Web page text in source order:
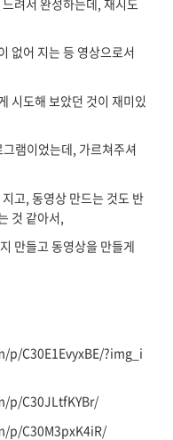
없어 지는 등 영상으로서
시도해 보았던 것이 재미있
램이었는데, 가르쳐주셔
고, 동영상 만드는 것도 반
것 같아서,
만들고 동영상을 만들게
C30E1EvyxBE/?img_i
p/C30JLtfKYBr/
p/C30M3pxK4iR/